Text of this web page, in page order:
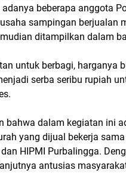
beberapa anggota
sampingan berjualan
ditampilkan dalam
untuk berbagi, harganya
serba seribu rupiah
bahwa dalam kegiatan ini
yang dijual bekerja
HIPMI Purbalingga.
antusias